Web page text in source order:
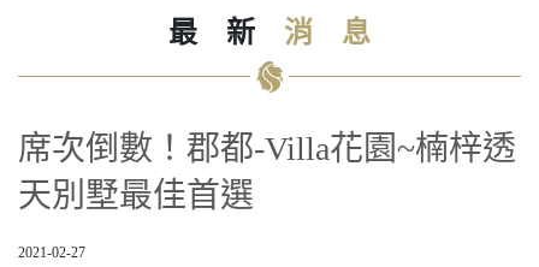
最 新 消 息
席次倒數！郡都-Villa花園~楠梓透
天別墅最佳首選
2021-02-27